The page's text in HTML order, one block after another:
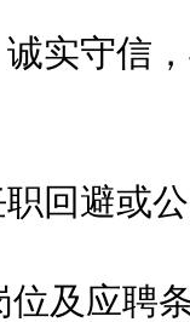
守信，
避或公
及应聘